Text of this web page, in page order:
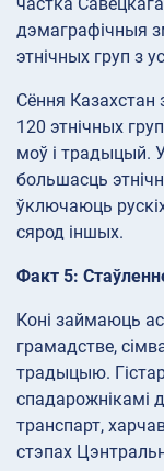
дэмаграфічныя
этнічных груп з
Сёння
120 этнічных
моў і традыцый.
большасць
ўключаюць
сярод іншых.
Факт 5:
Коні займаюць
грамадстве,
традыцыю.
спадарожнікамі
транспарт,
стэпах